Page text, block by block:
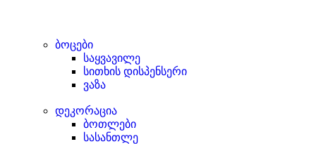
ბოცები
საყვავილე
სითხის დისპენსერი
ვაზა
დეკორაცია
ბოთლები
სასანთლე